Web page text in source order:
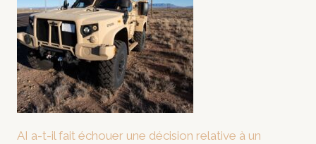
AI a-t-il fait échouer une décision relative à un